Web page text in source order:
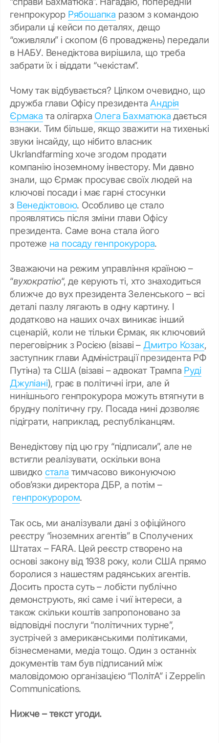
генпрокурор Рябошапка разом з командою
збирали ці кейси по деталях, дещо
“оживляли” і скопом (6 проваджень) передали
в НАБУ. Венедіктова вирішила, що треба
забрати їх і віддати “чекістам”.
Чому так відбувається? Цілком очевидно, що
дружба глави Офісу президентаАндрія
Єрмака та олігарха Олега Бахматюка дається
взнаки. Тим більше, якщо зважити на тихенькі
звуки інсайду, що нібито власник
Ukrlandfarming хоче згодом продати
компанію іноземному інвестору. Ми давно
знали, що Єрмак просуває своїх людей на
ключові посади і має гарні стосунки
з Венедіктовою. Особливо це стало
проявлятись після зміни глави Офісу
президента. Саме вона стала його
протеже на посаду генпрокурора.
Зважаючи на режим управління країною –
“вухократію“, де керують ті, хто знаходиться
ближче до вух президента Зеленського – всі
деталі пазлу лягають в одну картину. І
додатково на наших очах виникає інший
сценарій, коли не тільки Єрмак, як ключовий
переговірник з Росією (візаві – Дмитро Козак,
заступник глави Адміністрації президента РФ
Путіна) та США (візаві – адвокат Трампа Руді
Джуліані), грає в політичні ігри, але й
нинішнього генпрокурора можуть втягнути в
брудну політичну гру. Посада нині дозволяє
підіграти, наприклад, республіканцям.
Венедіктову під цю гру “підписали”, але не
встигли реалізувати, оскільки вона
швидко стала тимчасово виконуючою
обов’язки директора ДБР, а потім –
генпрокурором.
Так ось, ми аналізували дані з офіційного
реєстру “іноземних агентів” в Сполучених
Штатах – FARA. Цей реєстр створено на
основі закону від 1938 року, коли США прямо
боролися з нашестям радянських агентів.
Досить проста суть – лобісти публічно
демонструють, які саме і чиї інтереси, а
також скільки коштів запропоновано за
відповідні послуги “політичних турне”,
зустрічей з американськими політиками,
бізнесменами, медіа тощо. Один з останніх
документів там був підписаний між
маловідомою організацією “ПолітА” і Zeppelin
Communications.
Нижче – текст угоди.